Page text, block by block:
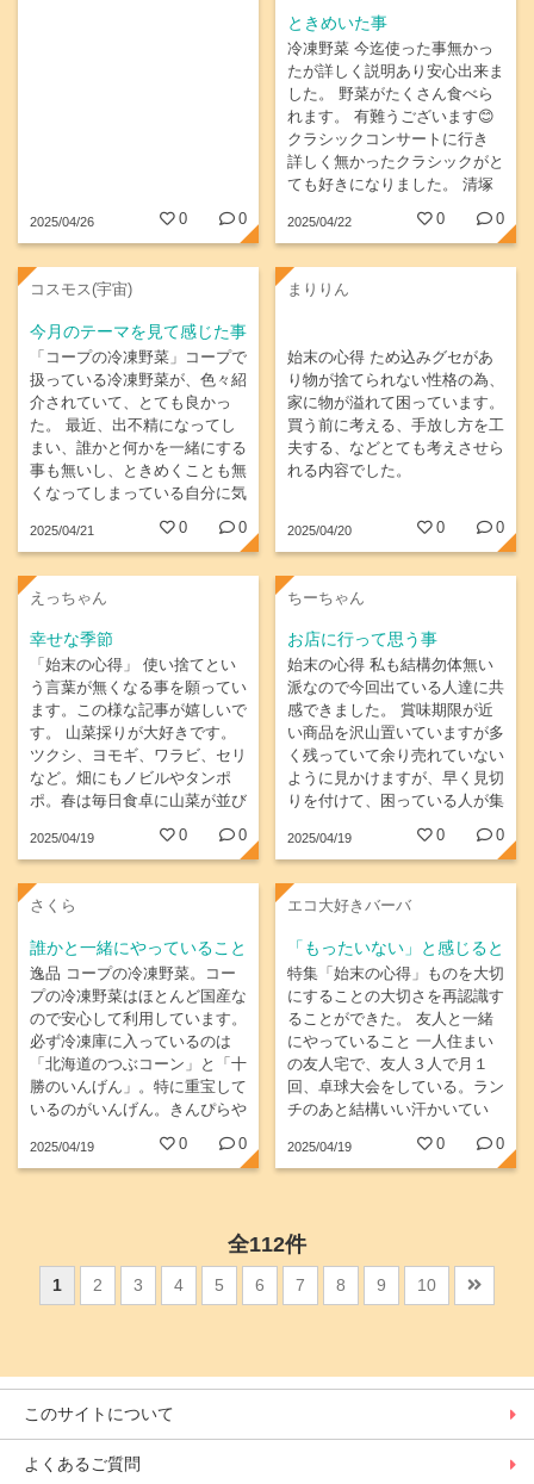
っているようです。
2025/04/26 0 0
ときめいた事
冷凍野菜 今迄使った事無かっ
たが詳しく説明あり安心出来ま
した。 野菜がたくさん食べら
れます。 有難うございます😊
クラシックコンサートに行き
詳しく無かったクラシックがと
ても好きになりました。 清塚
七色コンサート お話しも楽し
め岡山がファイナルコンサート
足😆です…
2025/04/22 0 0
コスモス(宇宙)
今月のテーマを見て感じた事
「コープの冷凍野菜」コープで
扱っている冷凍野菜が、色々紹
介されていて、とても良かっ
た。 最近、出不精になってし
まい、誰かと何かを一緒にする
事も無いし、ときめくことも無
くなってしまっている自分に気
億劫でも、エイヤッと気合いを
入れて、さあ出かけよう！
2025/04/21 0 0
まりりん
始末の心得 ため込みグセがあ
り物が捨てられない性格の為、
家に物が溢れて困っています。
買う前に考える、手放し方を工
夫する、などとても考えさせら
れる内容でした。
2025/04/20 0 0
えっちゃん
幸せな季節
「始末の心得」 使い捨てとい
う言葉が無くなる事を願ってい
ます。この様な記事が嬉しいで
す。 山菜採りが大好きです。
ツクシ、ヨモギ、ワラビ、セリ
など。畑にもノビルやタンポ
ポ。春は毎日食卓に山菜が並び
ます。幸せな季節です。
2025/04/19 0 0
ちーちゃん
お店に行って思う事
始末の心得 私も結構勿体無い
派なので今回出ている人達に共
感できました。 賞味期限が近
い商品を沢山置いていますが多
く残っていて余り売れていない
ように見かけますが、早く見切
りを付けて、困っている人が集
まる所に持って行ってあげた方
がいいのでは。仕入担当の人も
2025/04/19 0 0
さくら
誰かと一緒にやっていること
逸品 コープの冷凍野菜。コー
プの冷凍野菜はほとんど国産な
ので安心して利用しています。
必ず冷凍庫に入っているのは
「北海道のつぶコーン」と「十
勝のいんげん」。特に重宝して
いるのがいんげん。きんぴらや
肉じゃが等、彩りが足りない時
にさっと加えられて本当に便利
いですが鑑賞しながら体力作り
も出来る、一石二鳥です。
2025/04/19 0 0
エコ大好きバーバ
「もったいない」と感じると
き
特集「始末の心得」ものを大切
にすることの大切さを再認識す
ることができた。 友人と一緒
にやっていること 一人住まい
の友人宅で、友人３人で月１
回、卓球大会をしている。ラン
チのあと結構いい汗かいてい
る。孤独からの解放、体力づく
りによい。
2025/04/19 0 0
全112件
1 2 3 4 5 6 7 8 9 10
このサイトについて
よくあるご質問